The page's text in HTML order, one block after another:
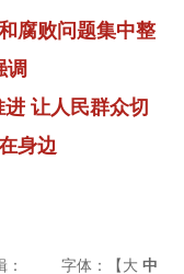
腐败问题集中整
调
让人民群众切
身边
： 字体：【大 中